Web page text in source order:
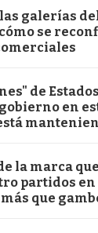
las galerías
se
de
en
la marca
partidos
que